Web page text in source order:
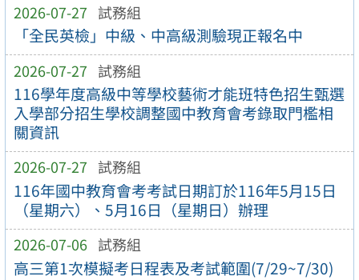
2026-07-27 試務組
「全民英檢」中級、中高級測驗現正報名中
2026-07-27 試務組
116學年度高級中等學校藝術才能班特色招生甄選
入學部分招生學校調整國中教育會考錄取門檻相
關資訊
2026-07-27 試務組
116年國中教育會考考試日期訂於116年5月15日
（星期六）、5月16日（星期日）辦理
2026-07-06 試務組
高三第1次模擬考日程表及考試範圍(7/29~7/30)